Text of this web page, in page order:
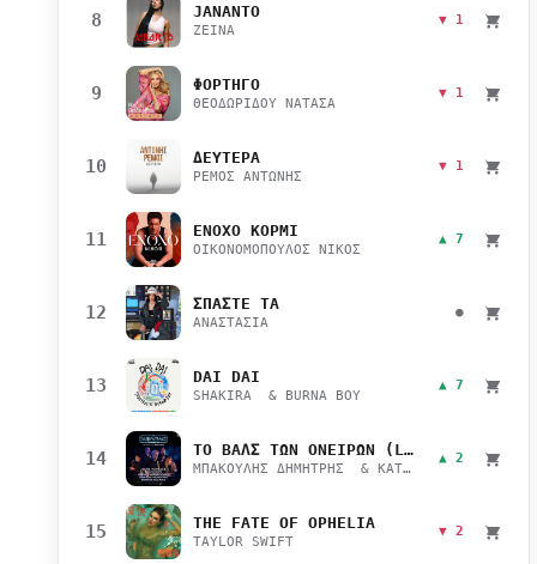
8 JANANTO
ZEINA
▼ 1
9 ΦΟΡΤΗΓΟ
ΘΕΟΔΩΡΙΔΟΥ ΝΑΤΑΣΑ
▼ 1
10 ΔΕΥΤΕΡΑ
ΡΕΜΟΣ ΑΝΤΩΝΗΣ
▼ 1
11 ΕΝΟΧΟ ΚΟΡΜΙ
ΟΙΚΟΝΟΜΟΠΟΥΛΟΣ ΝΙΚΟΣ
▲ 7
12 ΣΠΑΣΤΕ ΤΑ
ΑΝΑΣΤΑΣΙΑ
●
13 DAI DAI
SHAKIRA & BURNA BOY
▲ 7
14 ΤΟ ΒΑΛΣ ΤΩΝ ΟΝΕΙΡΩΝ (LIVE)
ΜΠΑΚΟΥΛΗΣ ΔΗΜΗΤΡΗΣ & ΚΑΤΣΙΜΙΧΑ ΜΑΡΙΑΝΑ
▲ 2
15 THE FATE OF OPHELIA
TAYLOR SWIFT
▼ 2